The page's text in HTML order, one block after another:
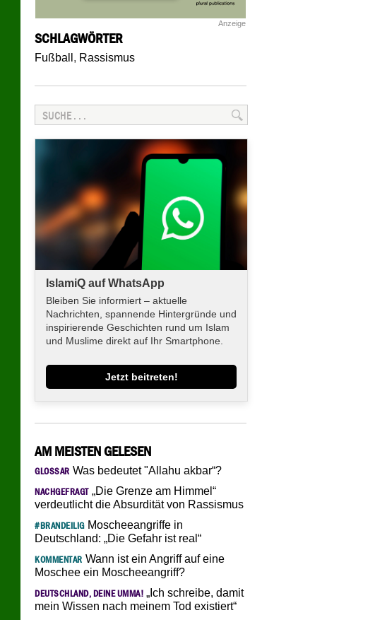
Anzeige
SCHLAGWÖRTER
Fußball , Rassismus
IslamiQ auf WhatsApp
Bleiben Sie informiert – aktuelle
Nachrichten, spannende Hintergründe und
inspirierende Geschichten rund um Islam
und Muslime direkt auf Ihr Smartphone.
Jetzt beitreten!
AM MEISTEN GELESEN
GLOSSAR Was bedeutet "Allahu akbar“?
NACHGEFRAGT„Die Grenze am Himmel“
verdeutlicht die Absurdität von Rassismus
#BRANDEILIGMoscheeangriffe in
Deutschland: „Die Gefahr ist real“
KOMMENTAR Wann ist ein Angriff auf eine
Moschee ein Moscheeangriff?
DEUTSCHLAND, DEINE UMMA! „Ich schreibe, damit
mein Wissen nach meinem Tod existiert“